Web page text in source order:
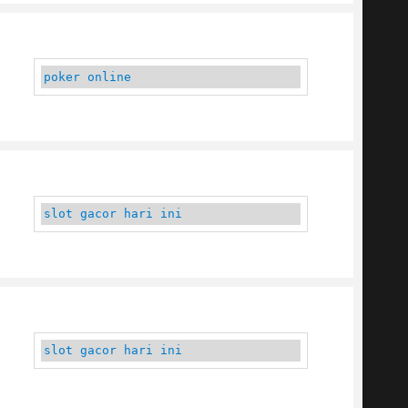
poker online
slot gacor hari ini
slot gacor hari ini